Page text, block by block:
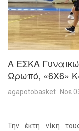
Α ΕΣΚΑ
Ωρωπό, «6Χ6»
agapotobasket Νοε
Την έκτη νίκη